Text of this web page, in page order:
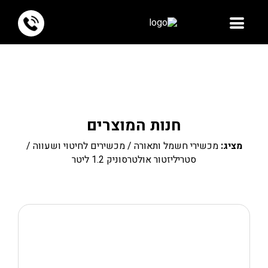
חנות המוצרים
מציג: מכשירי חשמל ותאורה /מכשירים לחיטוי ושעווה /
סטריליזטור אולטרסוניק 1.2 ליטר